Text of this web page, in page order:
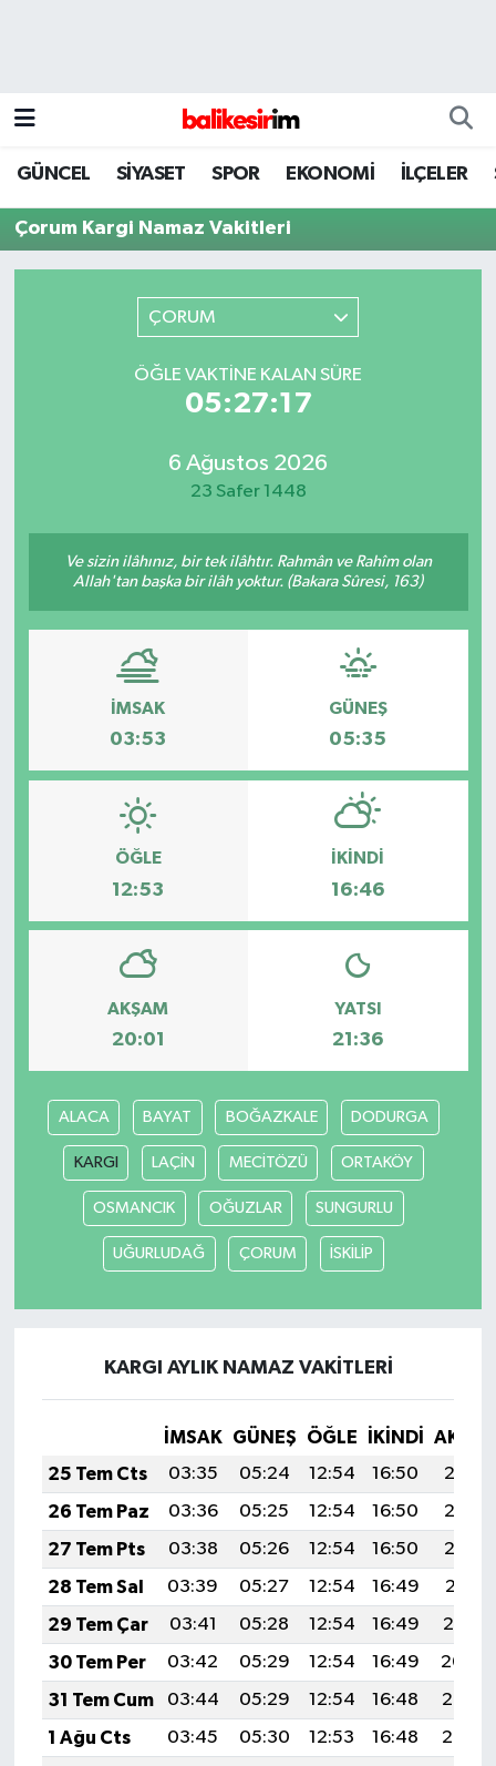
GÜNCEL SİYASET SPOR EKONOMİ İLÇELER
Çorum Kargi Namaz Vakitleri
ÇORUM
ÖĞLE VAKTINE KALAN SÜRE
05:27:17
6 Ağustos 2026
23 Safer 1448
Ve sizin ilâhınız, bir tek ilâhtır. Rahmân ve Rahîm olan
Allah'tan başka bir ilâh yoktur. (Bakara Sûresi, 163)
İMSAK
03:53
GÜNEŞ
05:35
ÖĞLE
12:53
İKINDI
16:46
AKŞAM
20:01
YATSI
21:36
ALACA BAYAT BOĞAZKALE DODURGA
KARGI LAÇİN MECİTÖZÜ ORTAKÖY
OSMANCIK OĞUZLAR SUNGURLU
UĞURLUDAĞ ÇORUM İSKİLİP
KARGI AYLIK NAMAZ VAKITLERI
İMSAK GÜNEŞ ÖĞLE İKINDI
25 Tem Cts
03:35 05:24 12:54 16:50
20:13
26 Tem Paz
03:36 05:25 12:54 16:50
20:13
27 Tem Pts
03:38 05:26 12:54 16:50
20:12
28 Tem Sal
03:39 05:27 12:54 16:49
20:11
29 Tem Çar
03:41 05:28 12:54 16:49
20:10
30 Tem Per
03:42 05:29 12:54 16:49
20:09
31 Tem Cum
03:44 05:29 12:54 16:48
20:08
1 Ağu Cts
03:45 05:30 12:53 16:48
20:07